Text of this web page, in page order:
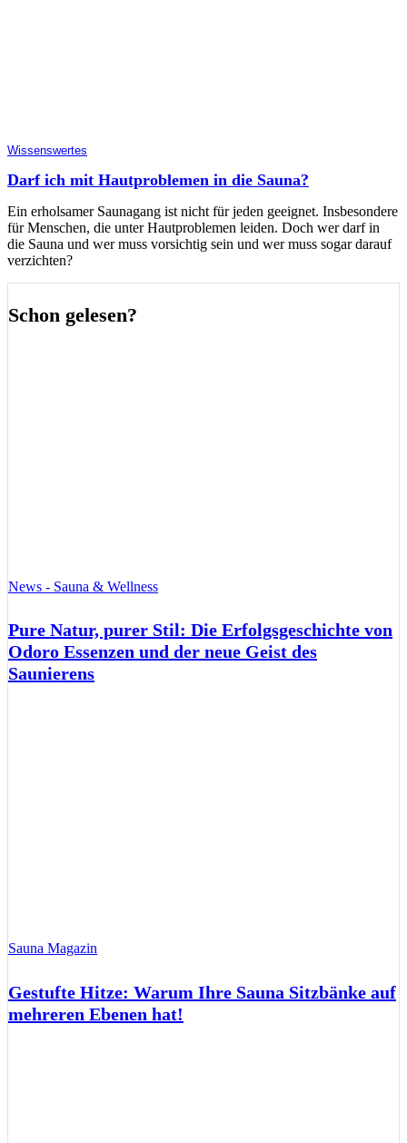
Wissenswertes
Darf ich mit Hautproblemen in die Sauna?
Ein erholsamer Saunagang ist nicht für jeden geeignet. Insbesondere
für Menschen, die unter Hautproblemen leiden. Doch wer darf in
die Sauna und wer muss vorsichtig sein und wer muss sogar darauf
verzichten?
Schon gelesen?
News - Sauna & Wellness
Pure Natur, purer Stil: Die Erfolgsgeschichte von
Odoro Essenzen und der neue Geist des
Saunierens
Sauna Magazin
Gestufte Hitze: Warum Ihre Sauna Sitzbänke auf
mehreren Ebenen hat!